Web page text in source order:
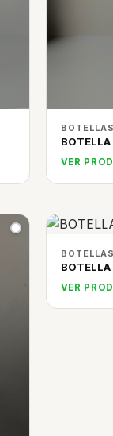
VER
VER